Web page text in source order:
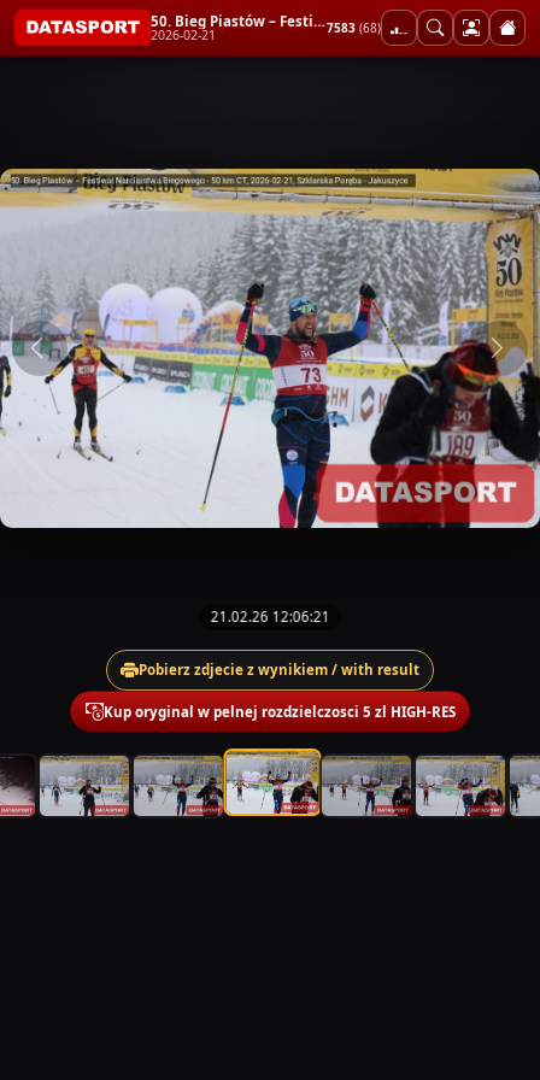
50. Bieg Piastów – Festiwal Narciarstwa Biegowego - 50 km CT
2026-02-21 7583 (68)
21.02.26 12:06:21
Pobierz zdjecie z wynikiem / with result
Kup oryginal w pelnej rozdzielczosci 5 zl HIGH-RES